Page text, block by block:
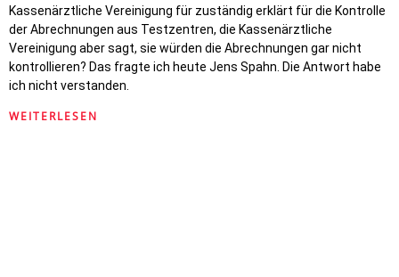
Kassenärztliche Vereinigung für zuständig erklärt für die Kontrolle
der Abrechnungen aus Testzentren, die Kassenärztliche
Vereinigung aber sagt, sie würden die Abrechnungen gar nicht
kontrollieren? Das fragte ich heute Jens Spahn. Die Antwort habe
ich nicht verstanden.
WEITERLESEN